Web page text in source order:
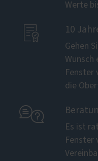
Werte
 10
Gehen
Wunsch
Fenster
die

Es ist
Fenster